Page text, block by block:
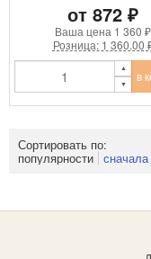
от 872 ₽
Ваша цена 1 360 ₽
Розница: 1 360.00
в
Сортировать по:
популярности